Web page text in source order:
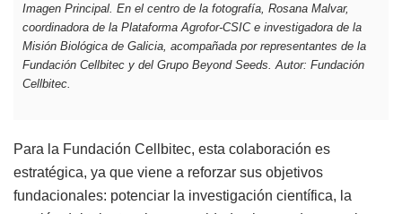
Imagen Principal. En el centro de la fotografía, Rosana Malvar,
coordinadora de la Plataforma Agrofor-CSIC e investigadora de la
Misión Biológica de Galicia, acompañada por representantes de la
Fundación Cellbitec y del Grupo Beyond Seeds. Autor: Fundación
Cellbitec.
Para la Fundación Cellbitec, esta colaboración es
estratégica, ya que viene a reforzar sus objetivos
fundacionales: potenciar la investigación científica, la